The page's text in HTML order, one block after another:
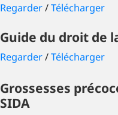
Regarder/Télécharger
Guide du droit de
Regarder/Télécharger
Grossesses
SIDA